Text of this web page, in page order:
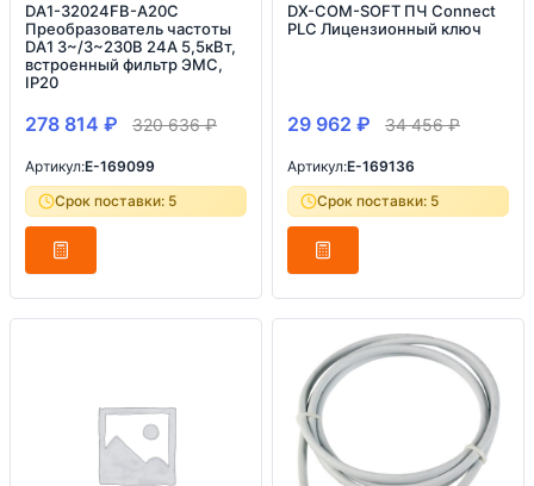
DA1-32024FB-A20C
Преобразователь частоты
DA1 3~/3~230В 24A 5,5кВт,
встроенный фильтр ЭМС,
IP20
278 814 ₽ 320 636₽
Артикул:E-169099
Срок поставки: 5
DX-COM-SOFT ПЧ Connect
PLC Лицензионный ключ
29 962 ₽ 34 456₽
Артикул:E-169136
Срок поставки: 5